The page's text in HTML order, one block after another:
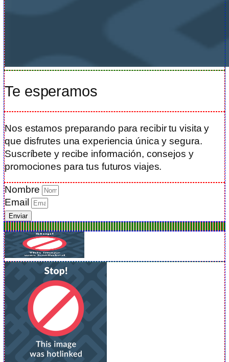
Te esperamos
Nos estamos preparando para recibir tu visita y
que disfrutes una experiencia única y segura.
Suscríbete y recibe información, consejos y
promociones para tus futuros viajes.
Nombre
Email
Enviar